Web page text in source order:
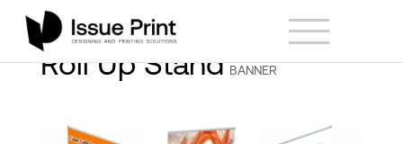
Roll Up Stand BANNER